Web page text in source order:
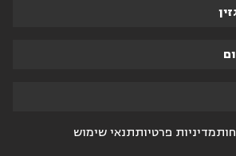
מדיניות פרטיותתנאי שימוש